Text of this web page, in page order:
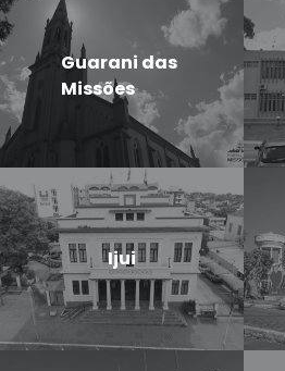
Guarani das
Missões
Ijui